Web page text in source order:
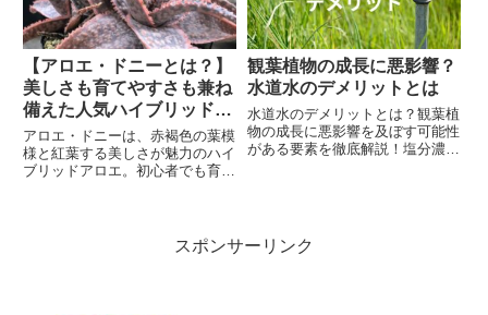
【アロエ・ドニーとは？】
美しさも育てやすさも兼ね
備えた人気ハイブリッドの
魅力
アロエ・ドニーは、赤褐色の葉模
様と紅葉する美しさが魅力のハイ
ブリッドアロエ。初心者でも育て
観葉植物の成長に悪影響？
水道水のデメリットとは
水道水のデメリットとは？観葉植
物の成長に悪影響を及ぼす可能性
がある要素を徹底解説！塩分濃度
し、植物に最適な水環境を整える
ためのヒントもお伝えします。美
スポンサーリンク